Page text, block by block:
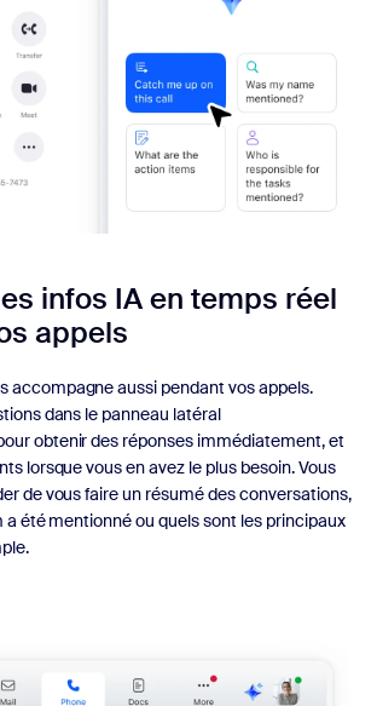
infos IA en temps réel
appels
accompagne aussi pendant vos appels.
dans le panneau latéral
obtenir des réponses immédiatement, et
lorsque vous en avez le plus besoin. Vous
de vous faire un résumé des conversations,
a été mentionné ou quels sont les principaux